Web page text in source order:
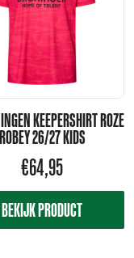
KEEPERSHIRT ROZE
ROBEY 26/27 KIDS
€64,95
BEKIJK PRODUCT